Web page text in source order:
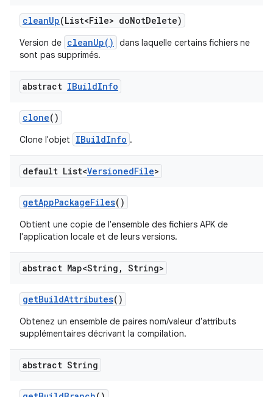
cleanUp(List<File> doNotDelete)
Version de cleanUp()
dans laquelle certains fichiers ne
sont pas supprimés.
abstract IBuildInfo
clone()
Clone l'objet IBuildInfo .
default List<VersionedFile>
getAppPackageFiles()
Obtient une copie de l'ensemble des fichiers APK de
l'application locale et de leurs versions.
abstract Map<String , String>
getBuildAttributes()
Obtenez un ensemble de paires nom/valeur d'attributs
supplémentaires décrivant la compilation.
abstract String